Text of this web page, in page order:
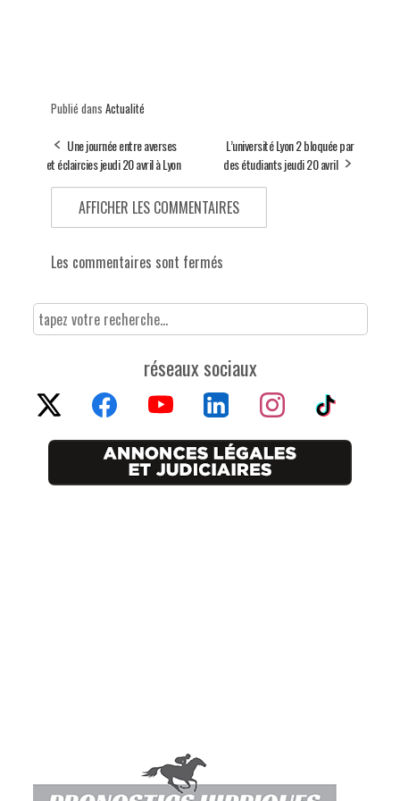
Publié dans Actualité
Une journée entre averses
et éclaircies jeudi 20 avril à Lyon
L’université Lyon 2 bloquée par
des étudiants jeudi 20 avril
AFFICHER LES COMMENTAIRES
Les commentaires sont fermés
réseaux sociaux